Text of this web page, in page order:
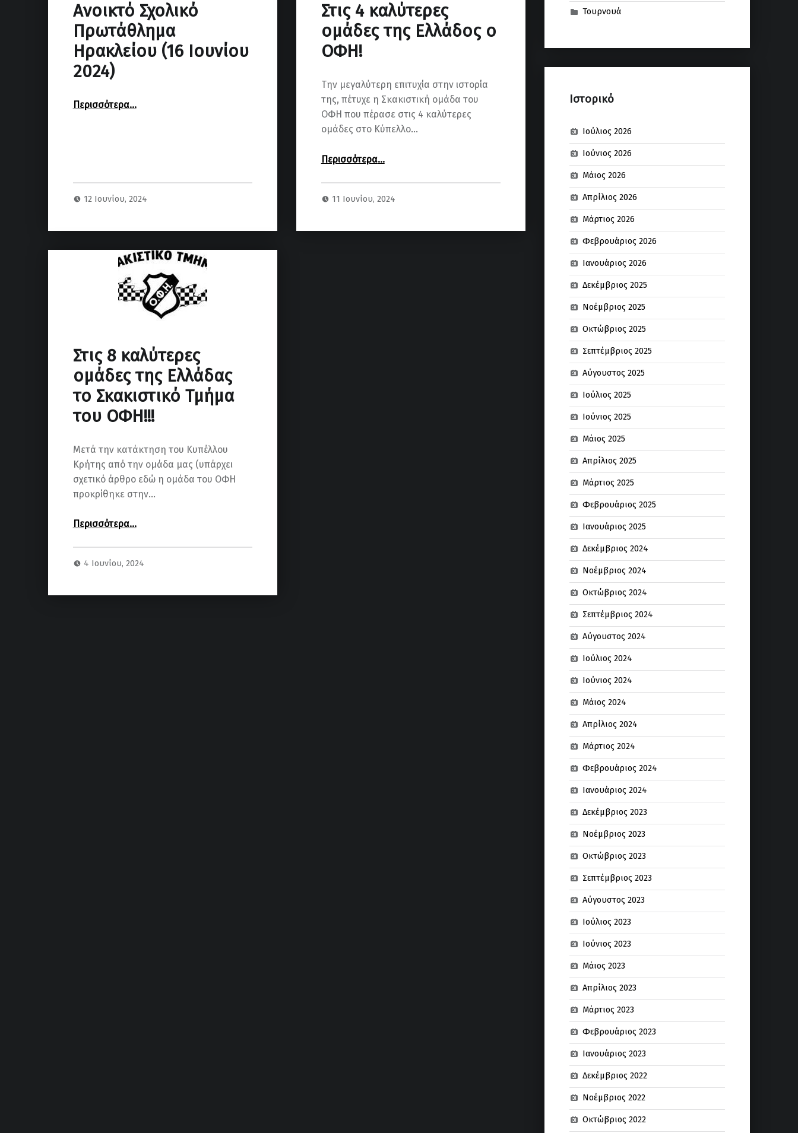
Ανοικτό Σχολικό
Πρωτάθλημα
Ηρακλείου (16 Ιουνίου
2024)
Περισσότερα“Ανοικτό Σχολικό Πρωτάθλημα Ηρακλείου (16 Ιουνίου 2024)”
…
12 Ιουνίου, 2024
Στις 4 καλύτερες
ομάδες της Ελλάδος ο
ΟΦΗ!
Την μεγαλύτερη επιτυχία στην ιστορία
της, πέτυχε η Σκακιστική ομάδα του
ΟΦΗ που πέρασε στις 4 καλύτερες
ομάδες στο Κύπελλο…
Περισσότερα“Στις 4 καλύτερες ομάδες της Ελλάδος ο ΟΦΗ!”
…
11 Ιουνίου, 2024
Στις 8 καλύτερες
ομάδες της Ελλάδας
το Σκακιστικό Τμήμα
του ΟΦΗ!!!
Μετά την κατάκτηση του Κυπέλλου
Κρήτης από την ομάδα μας (υπάρχει
σχετικό άρθρο εδώ η ομάδα του ΟΦΗ
προκρίθηκε στην…
Περισσότερα“Στις 8 καλύτερες ομάδες της Ελλάδας το Σκακιστικό Τμήμα του ΟΦΗ!!!”
…
4 Ιουνίου, 2024
Τουρνουά
Ιστορικό
Ιούλιος 2026
Ιούνιος 2026
Μάιος 2026
Απρίλιος 2026
Μάρτιος 2026
Φεβρουάριος 2026
Ιανουάριος 2026
Δεκέμβριος 2025
Νοέμβριος 2025
Οκτώβριος 2025
Σεπτέμβριος 2025
Αύγουστος 2025
Ιούλιος 2025
Ιούνιος 2025
Μάιος 2025
Απρίλιος 2025
Μάρτιος 2025
Φεβρουάριος 2025
Ιανουάριος 2025
Δεκέμβριος 2024
Νοέμβριος 2024
Οκτώβριος 2024
Σεπτέμβριος 2024
Αύγουστος 2024
Ιούλιος 2024
Ιούνιος 2024
Μάιος 2024
Απρίλιος 2024
Μάρτιος 2024
Φεβρουάριος 2024
Ιανουάριος 2024
Δεκέμβριος 2023
Νοέμβριος 2023
Οκτώβριος 2023
Σεπτέμβριος 2023
Αύγουστος 2023
Ιούλιος 2023
Ιούνιος 2023
Μάιος 2023
Απρίλιος 2023
Μάρτιος 2023
Φεβρουάριος 2023
Ιανουάριος 2023
Δεκέμβριος 2022
Νοέμβριος 2022
Οκτώβριος 2022